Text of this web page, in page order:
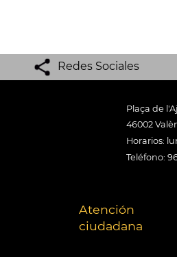
Redes Sociales
Plaça de
46002
Horarios:
Teléfono:
Atención
ciudadana